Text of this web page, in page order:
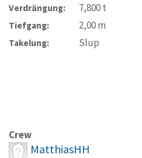
Verdrängung: 7,800t
Tiefgang: 2,00m
Takelung: Slup
Crew
MatthiasHH